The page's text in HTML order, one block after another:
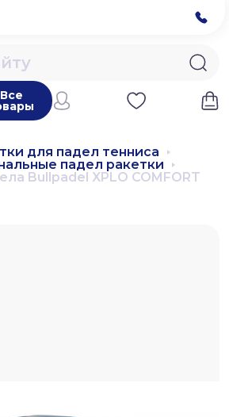
Все
для падел тенниса
падел ракетки
Bullpadel XPLO COMFORT